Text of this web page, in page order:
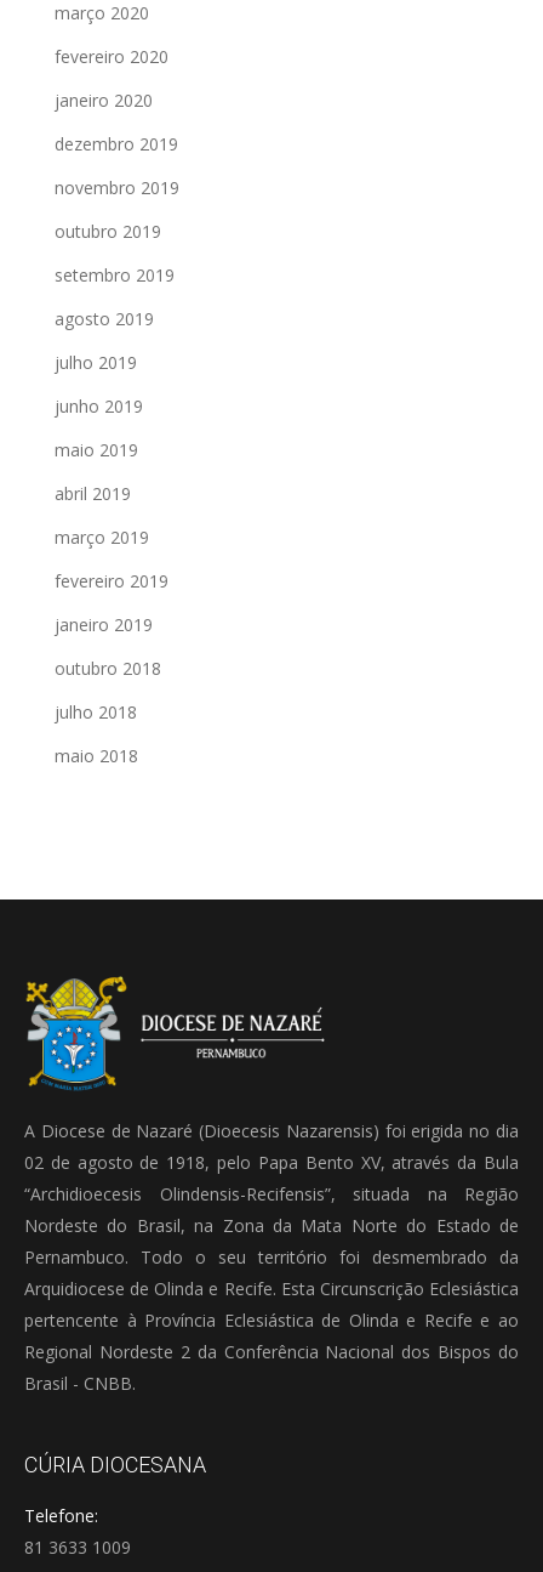
março 2020
fevereiro 2020
janeiro 2020
dezembro 2019
novembro 2019
outubro 2019
setembro 2019
agosto 2019
julho 2019
junho 2019
maio 2019
abril 2019
março 2019
fevereiro 2019
janeiro 2019
outubro 2018
julho 2018
maio 2018
A Diocese de Nazaré (Dioecesis Nazarensis) foi erigida no dia
02 de agosto de 1918, pelo Papa Bento XV, através da Bula
“Archidioecesis Olindensis-Recifensis”, situada na Região
Nordeste do Brasil, na Zona da Mata Norte do Estado de
Pernambuco. Todo o seu território foi desmembrado da
Arquidiocese de Olinda e Recife. Esta Circunscrição Eclesiástica
pertencente à Província Eclesiástica de Olinda e Recife e ao
Regional Nordeste 2 da Conferência Nacional dos Bispos do
Brasil - CNBB.
CÚRIA DIOCESANA
Telefone:
81 3633 1009